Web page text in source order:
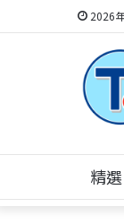
2026
精選